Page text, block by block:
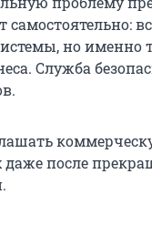
но именно
Служба
после